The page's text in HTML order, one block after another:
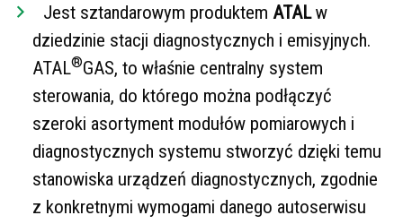
Jest sztandarowym produktemATALw
dziedzinie stacji diagnostycznych i emisyjnych.
ATAL®GAS, to właśnie centralny system
sterowania, do którego można podłączyć
szeroki asortyment modułów pomiarowych i
diagnostycznych systemu stworzyć dzięki temu
stanowiska urządzeń diagnostycznych, zgodnie
z konkretnymi wymogami danego autoserwisu